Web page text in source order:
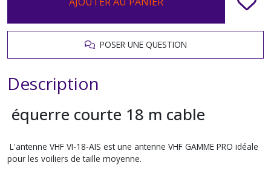
POSER UNE QUESTION
Description
équerre courte 18 m cable
L'antenne VHF VI-18-AIS est une antenne VHF GAMME PRO idéale
pour les voiliers de taille moyenne.